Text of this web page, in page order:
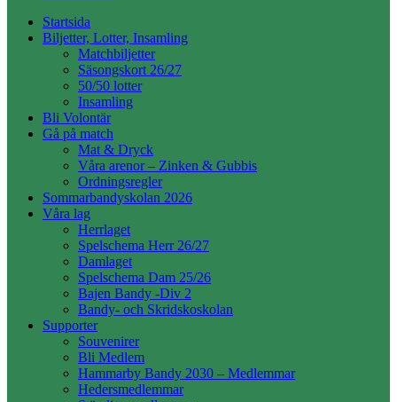
Startsida
Biljetter, Lotter, Insamling
Matchbiljetter
Säsongskort 26/27
50/50 lotter
Insamling
Bli Volontär
Gå på match
Mat & Dryck
Våra arenor – Zinken & Gubbis
Ordningsregler
Sommarbandyskolan 2026
Våra lag
Herrlaget
Spelschema Herr 26/27
Damlaget
Spelschema Dam 25/26
Bajen Bandy -Div 2
Bandy- och Skridskoskolan
Supporter
Souvenirer
Bli Medlem
Hammarby Bandy 2030 – Medlemmar
Hedersmedlemmar